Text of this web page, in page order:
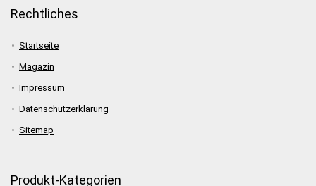
Rechtliches
Startseite
Magazin
Impressum
Datenschutzerklärung
Sitemap
Produkt-Kategorien